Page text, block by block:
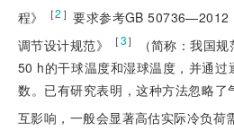
程》
［2 ］要求参考GB 50736—2012
调节设计规范》
［3］
（简称：我国
50 h的干球温度和湿球温度，并通过
数。已有研究表明，这种方法忽略了
互影响，一般会显著高估实际冷负荷